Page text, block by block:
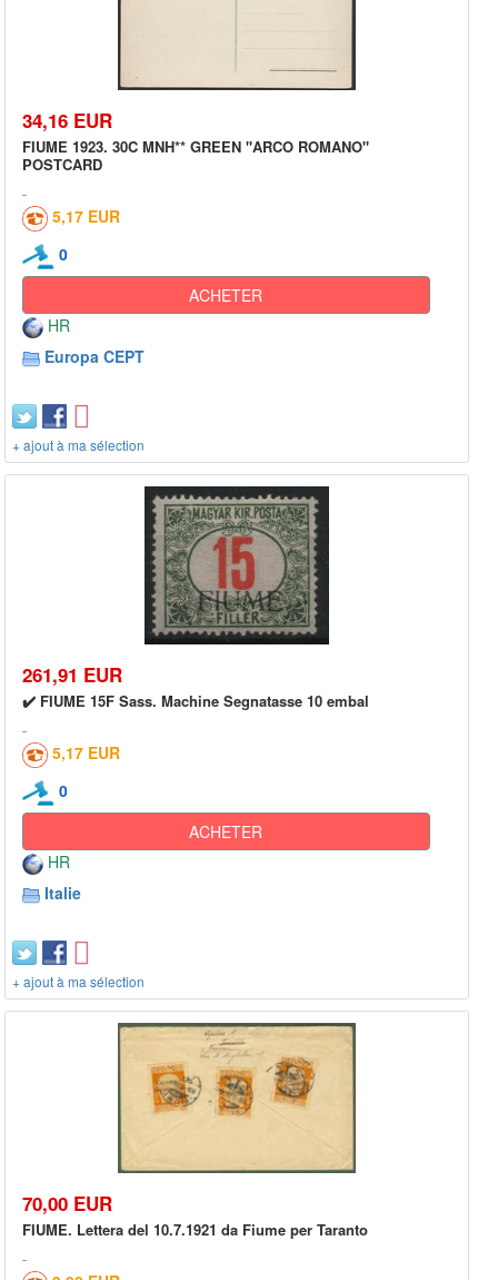
34,16 EUR
FIUME 1923. 30C MNH** GREEN "ARCO ROMANO"
POSTCARD
5,17 EUR
0
ACHETER
HR
Europa CEPT
+ ajout à ma sélection
261,91 EUR
✔️ FIUME 15F Sass. Machine Segnatasse 10 embal
5,17 EUR
0
ACHETER
HR
Italie
+ ajout à ma sélection
70,00 EUR
FIUME. Lettera del 10.7.1921 da Fiume per Taranto